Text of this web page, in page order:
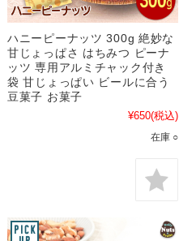
ハニーピーナッツ 300g 絶妙な
甘じょっぱさ はちみつ ピーナ
ッツ 専用アルミチャック付き
袋 甘じょっぱい ビールに合う
豆菓子 お菓子
¥650(税込)
在庫 ○